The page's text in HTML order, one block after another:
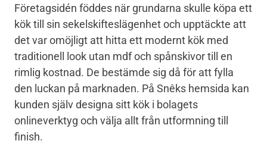
Företagsidén föddes när grundarna skulle köpa ett
kök till sin sekelskifteslägenhet och upptäckte att
det var omöjligt att hitta ett modernt kök med
traditionell look utan mdf och spånskivor till en
rimlig kostnad. De bestämde sig då för att fylla
den luckan på marknaden. På Snêks hemsida kan
kunden själv designa sitt kök i bolagets
onlineverktyg och välja allt från utformning till
finish.